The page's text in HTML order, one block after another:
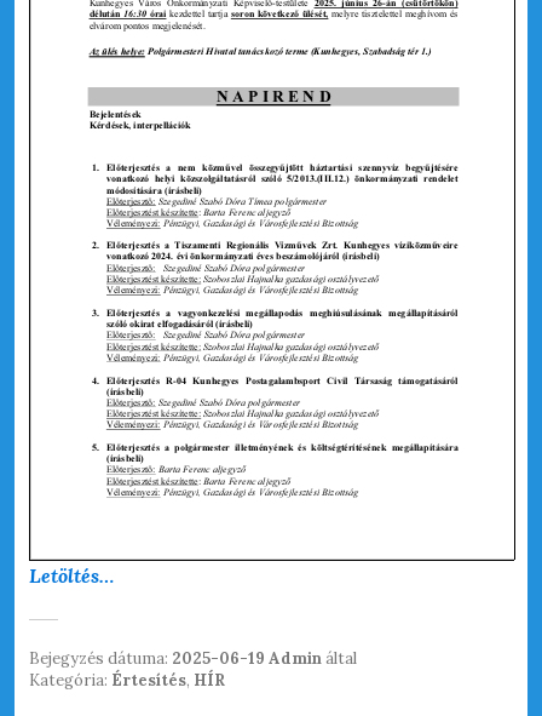
Letöltés…
Bejegyzés dátuma: 2025-06-19 Admináltal
Kategória: Értesítés, HÍR